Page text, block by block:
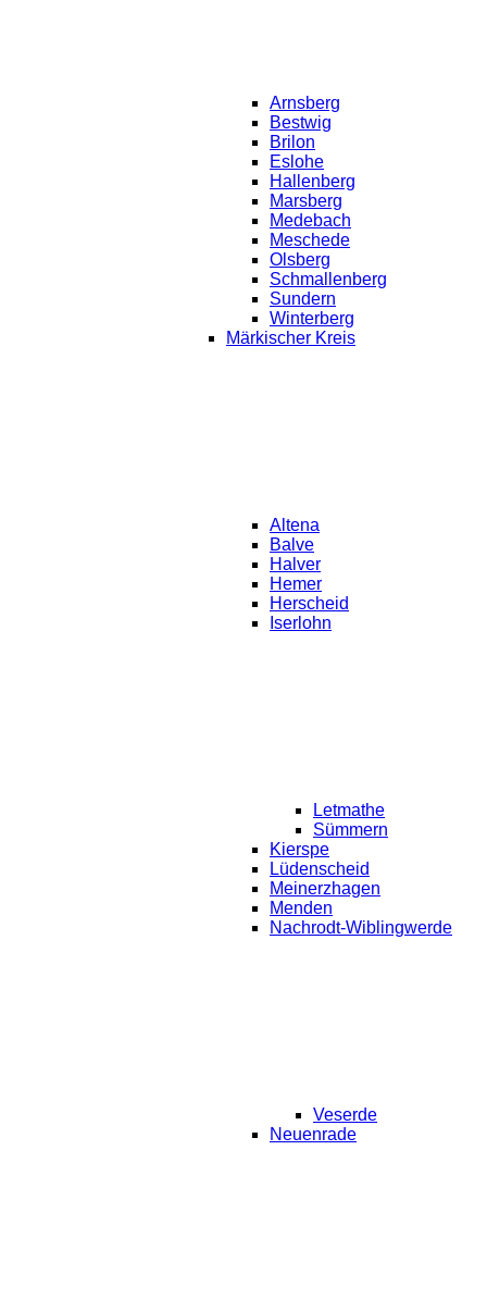
Arnsberg
Bestwig
Brilon
Eslohe
Hallenberg
Marsberg
Medebach
Meschede
Olsberg
Schmallenberg
Sundern
Winterberg
Märkischer Kreis
Altena
Balve
Halver
Hemer
Herscheid
Iserlohn
Letmathe
Sümmern
Kierspe
Lüdenscheid
Meinerzhagen
Menden
Nachrodt-Wiblingwerde
Veserde
Neuenrade